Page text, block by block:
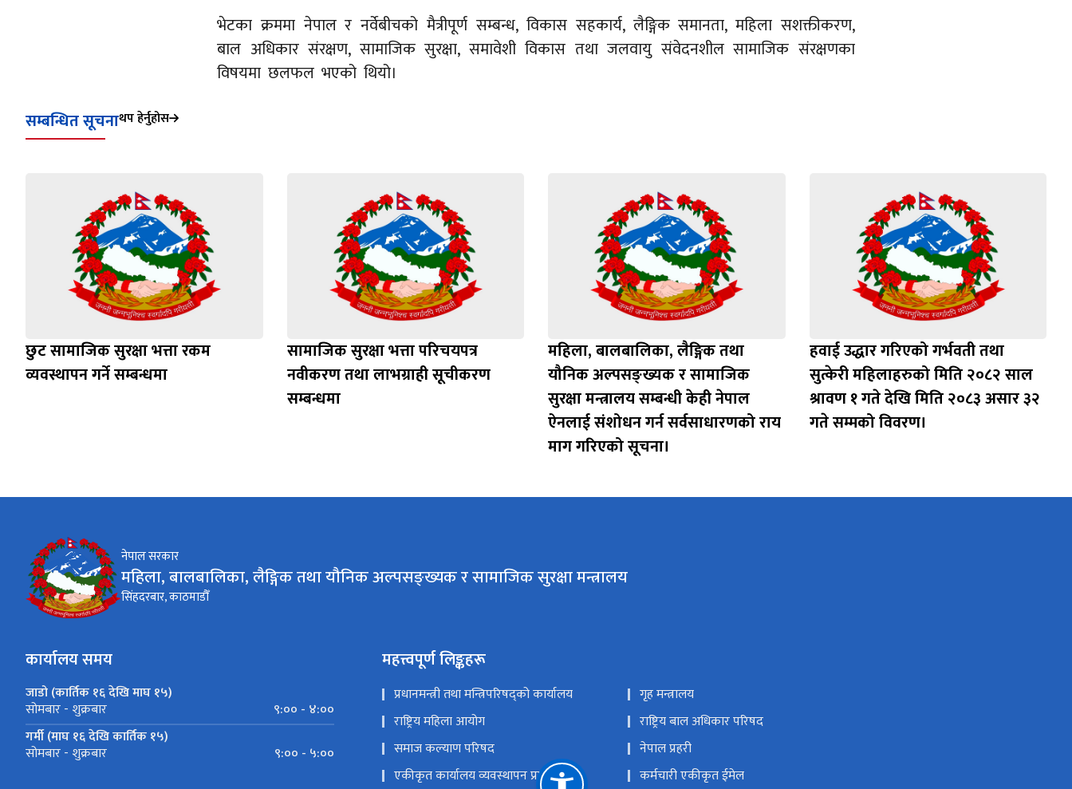
भेटका क्रममा नेपाल र नर्वेबीचको मैत्रीपूर्ण सम्बन्ध, विकास सहकार्य, लैङ्गिक समानता, महिला सशक्तीकरण,
बाल अधिकार संरक्षण, सामाजिक सुरक्षा, समावेशी विकास तथा जलवायु संवेदनशील सामाजिक संरक्षणका
विषयमा छलफल भएको थियो।
सम्बन्धित सूचनाथप हेर्नुहोस
छुट सामाजिक सुरक्षा भत्ता रकम
व्यवस्थापन गर्ने सम्बन्धमा
सामाजिक सुरक्षा भत्ता परिचयपत्र
नवीकरण तथा लाभग्राही सूचीकरण
सम्बन्धमा
महिला, बालबालिका, लैङ्गिक तथा
यौनिक अल्पसङ्ख्यक र सामाजिक
सुरक्षा मन्त्रालय सम्बन्धी केही नेपाल
ऐनलाई संशोधन गर्न सर्वसाधारणको राय
माग गरिएको सूचना।
हवाई उद्धार गरिएको गर्भवती तथा
सुत्केरी महिलाहरुको मिति २०८२ साल
श्रावण १ गते देखि मिति २०८३ असार ३२
गते सम्मको विवरण।
नेपाल सरकार
महिला, बालबालिका, लैङ्गिक तथा यौनिक अल्पसङ्ख्यक र सामाजिक सुरक्षा मन्त्रालय
सिंहदरबार, काठमाडौँ
कार्यालय समय
जाडो (कार्तिक १६ देखि माघ १५)
सोमबार - शुक्रबार
९:०० - ४:००
गर्मी (माघ १६ देखि कार्तिक १५)
सोमबार - शुक्रबार ९:०० - ५:००
महत्त्वपूर्ण लिङ्कहरू
प्रधानमन्त्री तथा मन्त्रिपरिषद्को कार्यालय
गृह मन्त्रालय
राष्ट्रिय महिला आयोग
राष्ट्रिय बाल अधिकार परिषद
समाज कल्याण परिषद
नेपाल प्रहरी
एकीकृत कार्यालय व्यवस्थापन प्रणाली
कर्मचारी एकीकृत ईमेल